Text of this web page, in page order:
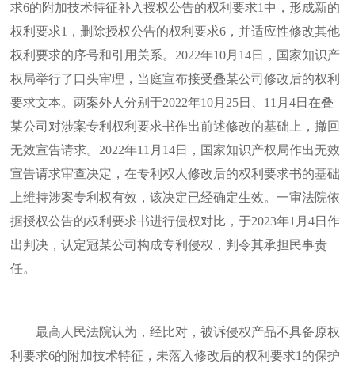
求6的附加技术特征补入授权公告的权利要求1中，形成新的
权利要求1，删除授权公告的权利要求6，并适应性修改其他
权利要求的序号和引用关系。2022年10月14日，国家知识产
权局举行了口头审理，当庭宣布接受叠某公司修改后的权利
要求文本。两案外人分别于2022年10月25日、11月4日在叠
某公司对涉案专利权利要求书作出前述修改的基础上，撤回
无效宣告请求。2022年11月14日，国家知识产权局作出无效
宣告请求审查决定，在专利权人修改后的权利要求书的基础
上维持涉案专利权有效，该决定已经确定生效。一审法院依
据授权公告的权利要求书进行侵权对比，于2023年1月4日作
出判决，认定冠某公司构成专利侵权，判令其承担民事责
任。
最高人民法院认为，经比对，被诉侵权产品不具备原权
利要求6的附加技术特征，未落入修改后的权利要求1的保护